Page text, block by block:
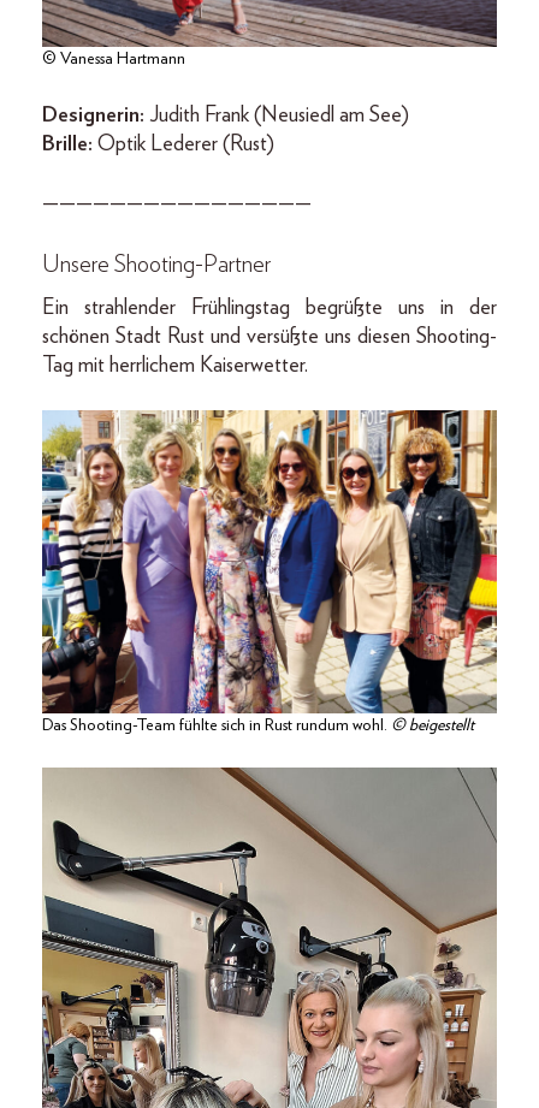
© Vanessa Hartmann
Designerin: Judith Frank (Neusiedl am See)
Brille: Optik Lederer (Rust)
————————————————
Unsere Shooting-Partner
Ein strahlender Frühlingstag begrüßte uns in der
schönen Stadt Rust und versüßte uns diesen Shooting-
Tag mit herrlichem Kaiserwetter.
Das Shooting-Team fühlte sich in Rust rundum wohl. © beigestellt